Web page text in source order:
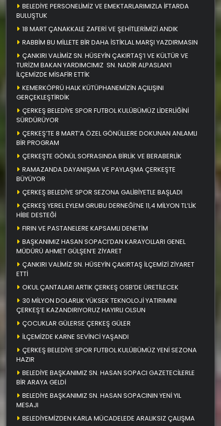
BELEDİYE PERSONELİMİZ VE EMEKTARLARIMIZLA İFTARDA
BULUŞTUK
18 MART ÇANAKKALE ZAFERİ VE ŞEHİTLERİMİZİ ANDIK
RABBİM BU MİLLETE BİR DAHA İSTİKLAL MARŞI YAZDIRMASIN
ÇANKIRI VALİMİZ SN. HÜSEYİN ÇAKIRTAŞ’I VE KÜLTÜR VE
TURİZM BAKAN YARDIMCIMIZ SN. NADİR ALPASLAN’I
İLÇEMİZDE MİSAFİR ETTİK
KEMERKÖPRÜ HALK KÜTÜPHANEMİZİN AÇILIŞINI
GERÇEKLEŞTİRDİK
ÇERKEŞ BELEDİYE SPOR FUTBOL KULÜBÜMÜZ LİDERLİĞİNİ
SÜRDÜRÜYOR
ÇERKEŞ’TE 8 MART’A ÖZEL GÖNÜLLERE DOKUNAN ANLAMLI
BİR PROGRAM
ÇERKEŞTE GÖNÜL SOFRASINDA BİRLİK VE BERABERLİK
RAMAZANDA DAYANIŞMA VE PAYLAŞMA ÇERKEŞTE
BÜYÜYOR
ÇERKEŞ BELEDİYE SPOR SEZONA GALİBİYETLE BAŞLADI
ÇERKEŞ YEREL EYLEM GRUBU DERNEĞİ’NE 11,4 MİLYON TL’LİK
HİBE DESTEĞİ
FIRIN VE PASTANELERE KAPSAMLI DENETİM
BAŞKANIMIZ HASAN SOPACI’DAN KARAYOLLARI GENEL
MÜDÜRÜ AHMET GÜLŞEN’E ZİYARET
ÇANKIRI VALİMİZ SN. HÜSEYİN ÇAKIRTAŞ İLÇEMİZİ ZİYARET
ETTİ
OKUL ÇANTALARI ARTIK ÇERKEŞ OSB’DE ÜRETİLECEK
30 MİLYON DOLARLIK YÜKSEK TEKNOLOJİ YATIRIMINI
ÇERKEŞ’E KAZANDIRIYORUZ HAYIRLI OLSUN
ÇOCUKLAR GÜLERSE ÇERKEŞ GÜLER
İLÇEMİZDE KARNE SEVİNCİ YAŞANDI
ÇERKEŞ BELEDİYE SPOR FUTBOL KULÜBÜMÜZ YENİ SEZONA
HAZIR
BELEDİYE BAŞKANIMIZ SN. HASAN SOPACI GAZETECİLERLE
BİR ARAYA GELDİ
BELEDİYE BAŞKANIMIZ SN. HASAN SOPACININ YENİ YIL
MESAJI
BELEDİYEMİZDEN KARLA MÜCADELEDE ARALIKSIZ ÇALIŞMA